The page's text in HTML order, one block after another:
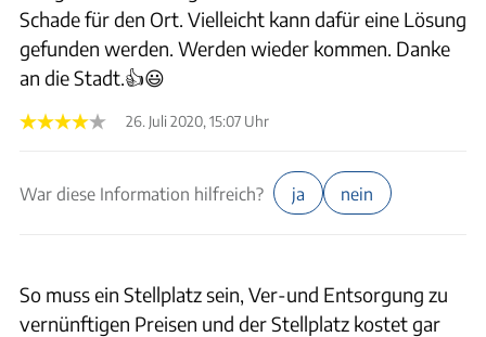
Schade für den Ort. Vielleicht kann dafür eine Lösung
gefunden werden. Werden wieder kommen. Danke
an die Stadt.👍😃
26. Juli 2020, 15:07 Uhr
War diese Information hilfreich? ja nein
So muss ein Stellplatz sein, Ver-und Entsorgung zu
vernünftigen Preisen und der Stellplatz kostet gar